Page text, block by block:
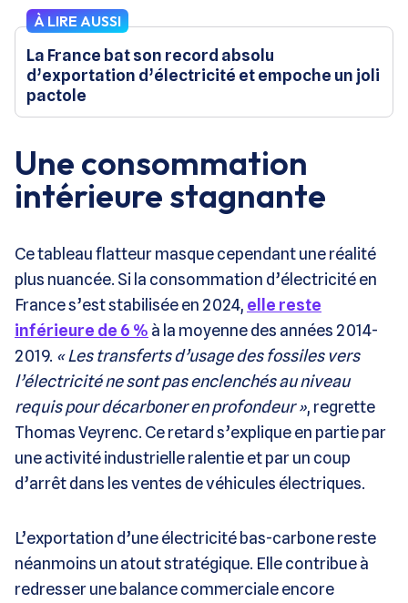
À LIRE AUSSI
La France bat son record absolu
d’exportation d’électricité et empoche un joli
pactole
Une consommation
intérieure stagnante
Ce tableau flatteur masque cependant une réalité
plus nuancée. Si la consommation d’électricité en
France s’est stabilisée en 2024, elle reste
inférieure de 6 % à la moyenne des années 2014-
2019. « Les transferts d’usage des fossiles vers
l’électricité ne sont pas enclenchés au niveau
requis pour décarboner en profondeur », regrette
Thomas Veyrenc. Ce retard s’explique en partie par
une activité industrielle ralentie et par un coup
d’arrêt dans les ventes de véhicules électriques.
L’exportation d’une électricité bas-carbone reste
néanmoins un atout stratégique. Elle contribue à
redresser une balance commerciale encore